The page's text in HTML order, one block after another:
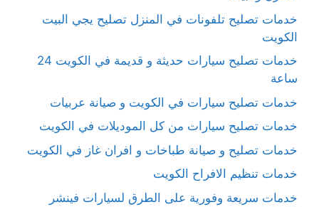
خدمات تصليح تلفونات في المنزل تصليح يجي البيت
الكويت
خدمات تصليح سيارات حديثة و قديمة في الكويت 24
ساعة
خدمات تصليح سيارات في الكويت و صيانة عربيات
خدمات تصليح سيارات من كل الموديلات في الكويت
خدمات تصليح و صيانة طباخات و افران غاز في الكويت
خدمات تنظيم الافراح الكويت
خدمات سريعة وفورية على الطرق لسيارات فينشر